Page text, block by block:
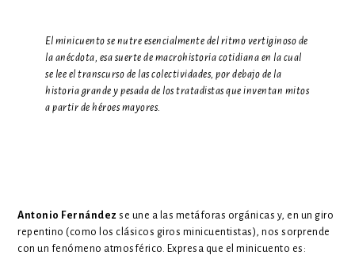
El minicuento se nutre esencialmente del ritmo vertiginoso de
la anécdota, esa suerte de macrohistoria cotidiana en la cual
se lee el transcurso de las colectividades, por debajo de la
historia grande y pesada de los tratadistas que inventan mitos
a partir de héroes mayores.
Antonio Fernández se une a las metáforas orgánicas y, en un giro
repentino (como los clásicos giros minicuentistas), nos sorprende
con un fenómeno atmosférico. Expresa que el minicuento es: